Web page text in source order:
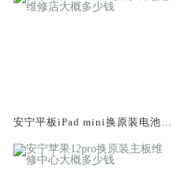
安宁平板iPad mini换原装电池维